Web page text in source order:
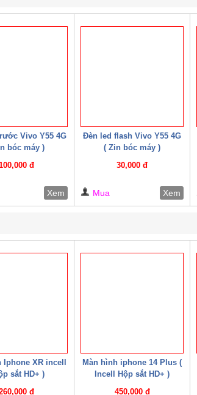
Vivo Y55 4G
bóc máy )
đ
Xem
Đèn led flash Vivo Y55 4G
( Zin bóc máy )
30,000 đ
Mua Xem
Iphone XR incell
sắt HD+ )
đ
Màn hình iphone 14 Plus (
Incell Hộp sắt HD+ )
450,000 đ